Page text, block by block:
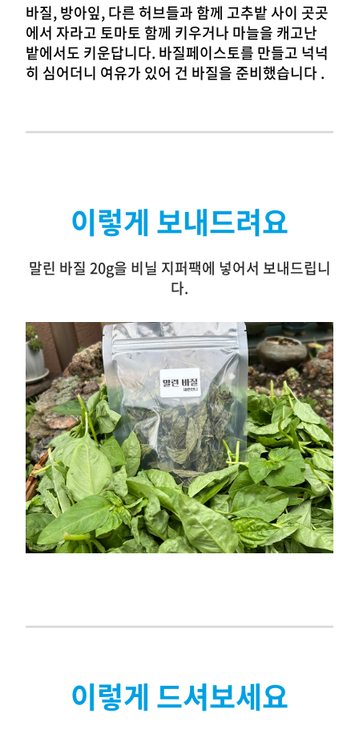
바질, 방아잎, 다른 허브들과 함께 고추밭 사이 곳곳
에서 자라고 토마토 함께 키우거나 마늘을 캐고난
밭에서도 키운답니다. 바질페이스토를 만들고 넉넉
히 심어더니 여유가 있어 건 바질을 준비했습니다 .
이렇게 보내드려요
말린 바질 20g을 비닐 지퍼팩에 넣어서 보내드립니
다.
이렇게 드셔보세요